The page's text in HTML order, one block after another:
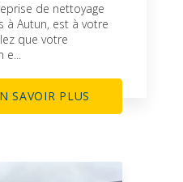
de nettoyage
à Autun, est à votre
que votre
e...
SAVOIR PLUS